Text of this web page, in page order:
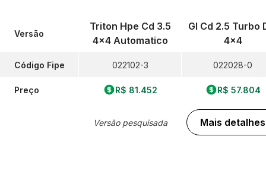
Versão
Código Fipe
Preço
Triton Hpe Cd 3.5
4x4 Automatico
022102-3
R$ 81.452
Versão pesquisada
Gl Cd 2.5 Turbo
4x4
022028-0
R$ 57.804
Mais detalhes